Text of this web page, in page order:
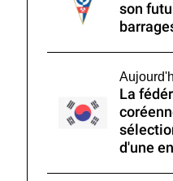
son
La
d'une